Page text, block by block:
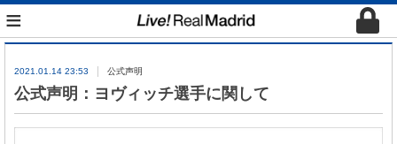
≡
2021.01.14 23:53 公式声明
公式声明：ヨヴィッチ選手に関して